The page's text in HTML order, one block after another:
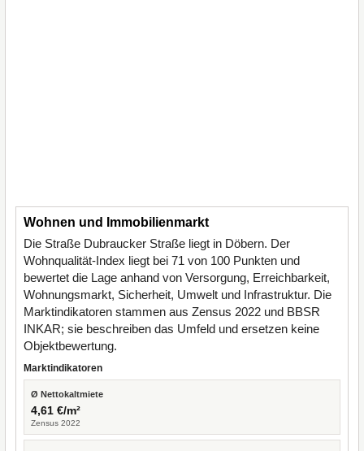
Wohnen und Immobilienmarkt
Die Straße Dubraucker Straße liegt in Döbern. Der
Wohnqualität-Index liegt bei 71 von 100 Punkten und
bewertet die Lage anhand von Versorgung, Erreichbarkeit,
Wohnungsmarkt, Sicherheit, Umwelt und Infrastruktur. Die
Marktindikatoren stammen aus Zensus 2022 und BBSR
INKAR; sie beschreiben das Umfeld und ersetzen keine
Objektbewertung.
Marktindikatoren
Ø Nettokaltmiete
4,61 €/m²
Zensus 2022